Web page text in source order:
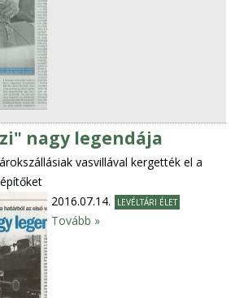
nagy legendája
vasvillával kergették el a
2016.07.14.
LEVÉLTÁRI ÉLET
Tovább »